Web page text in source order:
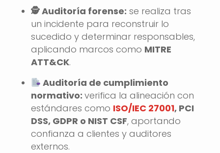
🕵️ Auditoría forense: se realiza tras
un incidente para reconstruir lo
sucedido y determinar responsables,
aplicando marcos como MITRE
ATT&CK.
Auditoría de cumplimiento
normativo: verifica la alineación con
estándares como ISO/IEC 27001, PCI
DSS, GDPR o NIST CSF, aportando
confianza a clientes y auditores
externos.